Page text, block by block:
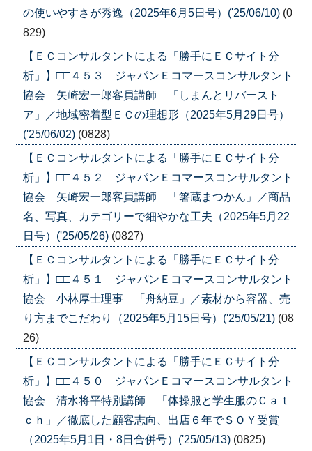
の使いやすさが秀逸（2025年6月5日号）('25/06/10) (0
829)
【ＥＣコンサルタントによる「勝手にＥＣサイト分
析」】□□４５３ ジャパンＥコマースコンサルタント
協会 矢崎宏一郎客員講師 「しまんとリバースト
ア」／地域密着型ＥＣの理想形（2025年5月29日号）
('25/06/02) (0828)
【ＥＣコンサルタントによる「勝手にＥＣサイト分
析」】□□４５２ ジャパンＥコマースコンサルタント
協会 矢崎宏一郎客員講師 「箸蔵まつかん」／商品
名、写真、カテゴリーで細やかな工夫（2025年5月22
日号）('25/05/26) (0827)
【ＥＣコンサルタントによる「勝手にＥＣサイト分
析」】□□４５１ ジャパンＥコマースコンサルタント
協会 小林厚士理事 「舟納豆」／素材から容器、売
り方までこだわり（2025年5月15日号）('25/05/21) (08
26)
【ＥＣコンサルタントによる「勝手にＥＣサイト分
析」】□□４５０ ジャパンＥコマースコンサルタント
協会 清水将平特別講師 「体操服と学生服のＣａｔ
ｃｈ」／徹底した顧客志向、出店６年でＳＯＹ受賞
（2025年5月1日・8日合併号）('25/05/13) (0825)